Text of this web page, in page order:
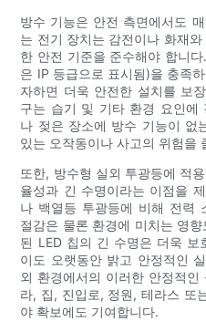
방수 기능은 안전 측면에서도
는 전기 장치는 감전이나 화재
한 안전 기준을 준수해야 합니
은 IP 등급으로 표시됨)을 충족
자하면 더욱 안전한 설치를 보
구는 습기 및 기타 환경 요인에
나 젖은 장소에 방수 기능이 없
있는 오작동이나 사고의 위험을
또한, 방수형 실외 투광등에 적
율성과 긴 수명이라는 이점을
나 백열등 투광등에 비해 전력
절감은 물론 환경에 미치는 영
된 LED 칩의 긴 수명은 더욱 보
이도 오랫동안 밝고 안정적인
외 환경에서의 이러한 안정적
라, 집, 진입로, 정원, 테라스 또
야 확보에도 기여합니다.